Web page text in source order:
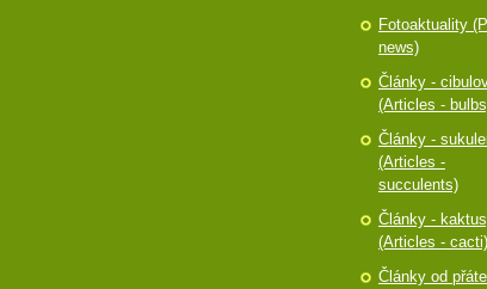
Fotoaktuality
news)
Články -
(Articles -
Články -
(Articles -
succulents)
Články -
(Articles - cacti)
Články od přátel